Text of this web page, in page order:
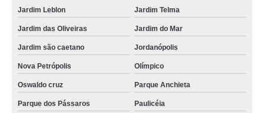
Jardim Leblon Jardim Telma
Jardim das Oliveiras Jardim do Mar
Jardim são caetano Jordanópolis
Nova Petrópolis Olímpico
Oswaldo cruz Parque Anchieta
Parque dos Pássaros Paulicéia